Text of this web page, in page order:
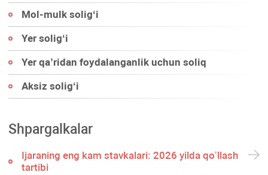
Mol-mulk soligʻi
Yer soligʻi
Yer qa’ridan foydalanganlik uchun soliq
Aksiz soligʻi
Shpargalkalar
Ijaraning eng kam stavkalari: 2026 yilda qoʻllash
tartibi